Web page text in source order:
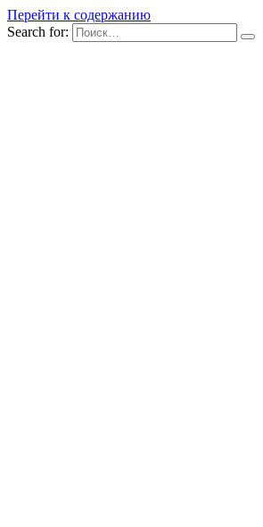
Перейти к содержанию
Search for: